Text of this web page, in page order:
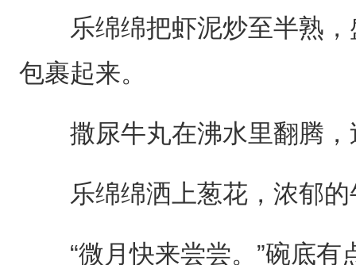
乐绵绵把虾泥炒至半熟，
包裹起来。
撒尿牛丸在沸水里翻腾，
乐绵绵洒上葱花，浓郁的
“微月快来尝尝。”碗底有